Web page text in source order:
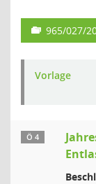
965/027/
Vorlage
Ö 4